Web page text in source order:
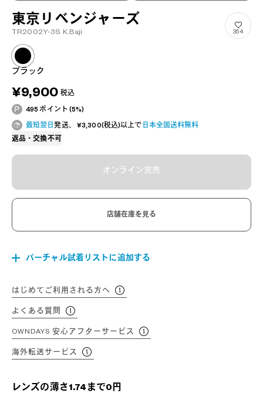
東京リベンジャーズ
TR2002Y-3S K.Baji 354
ブラック
¥9,900 税込
495 ポイント (5%)
最短翌日発送、 ¥3,300(税込)以上で 日本全国送料無料
返品・交換不可
オンライン完売
店舗在庫を見る
バーチャル試着リストに追加する
はじめてご利用される方へ
よくある質問
OWNDAYS 安心アフターサービス
海外転送サービス
レンズの薄さ1.74まで0円